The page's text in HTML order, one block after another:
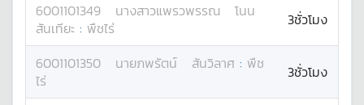
6001101349 นางสาวแพรวพรรณ
โนน
สันเทียะ : พืชไร่ 3ชั่วโมง
6001101350 นายภพรัตน์ สันวิลาศ : พืช
ไร่
3ชั่วโมง